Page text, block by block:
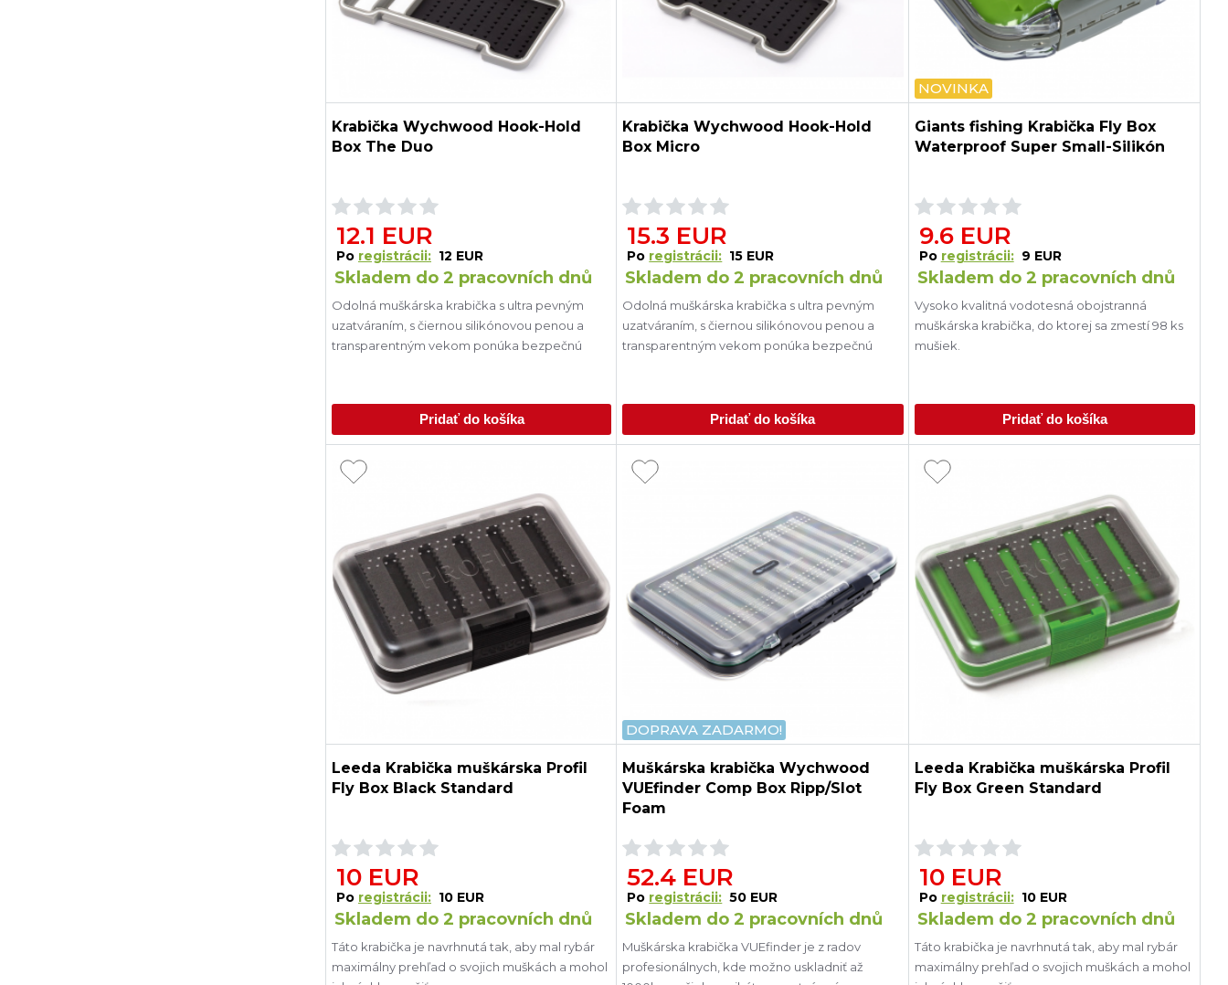
Krabička Wychwood Hook-Hold
Box The Duo
12.1 EUR
Po registrácii: 12 EUR
Skladem do 2 pracovních dnů
Odolná muškárska krabička s ultra pevným
uzatváraním, s čiernou silikónovou penou a
transparentným vekom ponúka bezpečnú
Pridať do košíka
Krabička Wychwood Hook-Hold
Box Micro
15.3 EUR
Po registrácii: 15 EUR
Skladem do 2 pracovních dnů
Odolná muškárska krabička s ultra pevným
uzatváraním, s čiernou silikónovou penou a
transparentným vekom ponúka bezpečnú
Pridať do košíka
NOVINKA
Giants fishing Krabička Fly Box
Waterproof Super Small-Silikón
9.6 EUR
Po registrácii: 9 EUR
Skladem do 2 pracovních dnů
Vysoko kvalitná vodotesná obojstranná
muškárska krabička, do ktorej sa zmestí 98 ks
mušiek.
Pridať do košíka
Leeda Krabička muškárska Profil
Fly Box Black Standard
10 EUR
Po registrácii: 10 EUR
Skladem do 2 pracovních dnů
Táto krabička je navrhnutá tak, aby mal rybár
maximálny prehľad o svojich muškách a mohol
DOPRAVA ZADARMO!
Muškárska krabička Wychwood
VUEfinder Comp Box Ripp/Slot
Foam
52.4 EUR
Po registrácii: 50 EUR
Skladem do 2 pracovních dnů
Muškárska krabička VUEfinder je z radov
profesionálnych, kde možno uskladniť až
Leeda Krabička muškárska Profil
Fly Box Green Standard
10 EUR
Po registrácii: 10 EUR
Skladem do 2 pracovních dnů
Táto krabička je navrhnutá tak, aby mal rybár
maximálny prehľad o svojich muškách a mohol